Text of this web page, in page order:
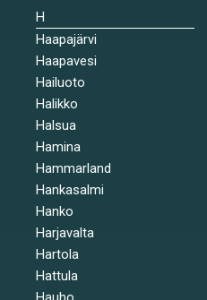
H
Haapajärvi
Haapavesi
Hailuoto
Halikko
Halsua
Hamina
Hammarland
Hankasalmi
Hanko
Harjavalta
Hartola
Hattula